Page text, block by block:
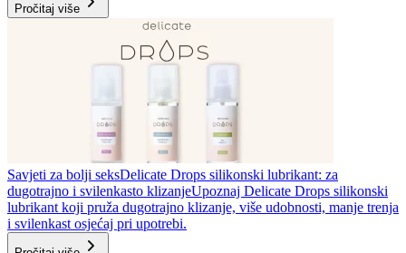
Pročitaj više
Savjeti za bolji seksDelicate Drops silikonski lubrikant: za
dugotrajno i svilenkasto klizanjeUpoznaj Delicate Drops silikonski
lubrikant koji pruža dugotrajno klizanje, više udobnosti, manje trenja
i svilenkast osjećaj pri upotrebi.